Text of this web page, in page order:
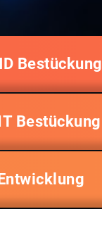
Bestückung
Bestückung